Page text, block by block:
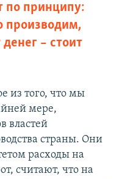
по принципу:
производим,
– стоит
из того, что мы
мере,
властей
страны. Они
расходы на
считают, что на